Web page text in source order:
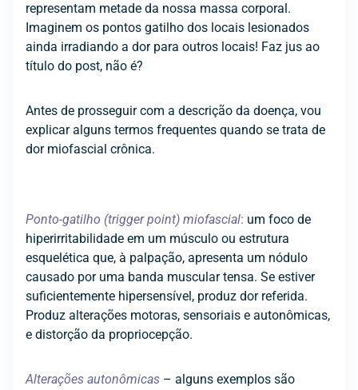
representam metade da nossa massa corporal.
Imaginem os pontos gatilho dos locais lesionados
ainda irradiando a dor para outros locais! Faz jus ao
título do post, não é?
Antes de prosseguir com a descrição da doença, vou
explicar alguns termos frequentes quando se trata de
dor miofascial crônica.
Ponto-gatilho (trigger point) miofascial: um foco de
hiperirritabilidade em um músculo ou estrutura
esquelética que, à palpação, apresenta um nódulo
causado por uma banda muscular tensa. Se estiver
suficientemente hipersensível, produz dor referida.
Produz alterações motoras, sensoriais e autonômicas,
e distorção da propriocepção.
Alterações autonômicas – alguns exemplos são